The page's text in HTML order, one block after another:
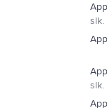
slk.
slk.